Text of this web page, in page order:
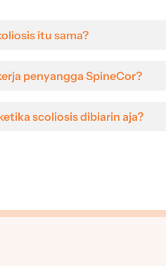
itu sama?
penyangga SpineCor?
scoliosis dibiarin aja?